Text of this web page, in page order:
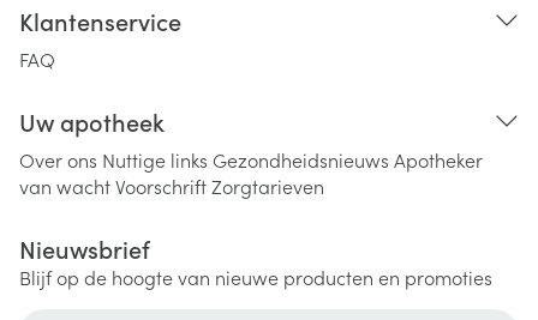
Klantenservice
FAQ
Uw apotheek
Over ons Nuttige links Gezondheidsnieuws Apotheker
van wachtVoorschriftZorgtarieven
Nieuwsbrief
Blijf op de hoogte van nieuwe producten en promoties